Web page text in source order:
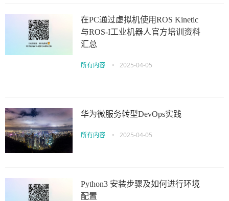
在PC通过虚拟机使用ROS Kinetic
与ROS-I工业机器人官方培训资料
汇总
所有内容 • 2025-04-05
华为微服务转型DevOps实践
所有内容 • 2025-04-05
Python3 安装步骤及如何进行环境
配置